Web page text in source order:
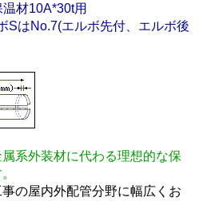
材10A*30t用
はNo.7(エルボ先付、エルボ後
系外装材に代わる理想的な保
の屋内外配管分野に幅広くお